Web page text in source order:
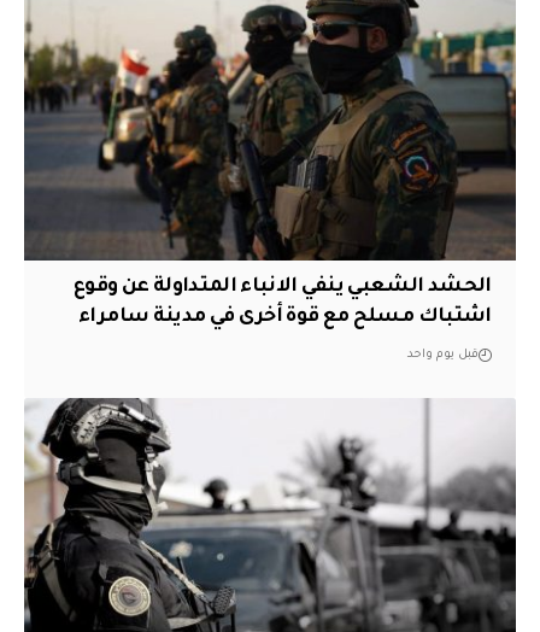
الحشد الشعبي ينفي الانباء المتداولة عن وقوع
اشتباك مسلح مع قوة أخرى في مدينة سامراء
قبل يوم واحد